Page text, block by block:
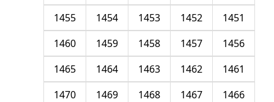
1451
1452
1453
1454
1455
1456
1457
1458
1459
1460
1461
1462
1463
1464
1465
1466
1467
1468
1469
1470